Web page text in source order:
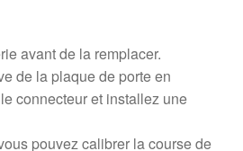
avant de la remplacer.
de la plaque de porte en
connecteur et installez une
pouvez calibrer la course de